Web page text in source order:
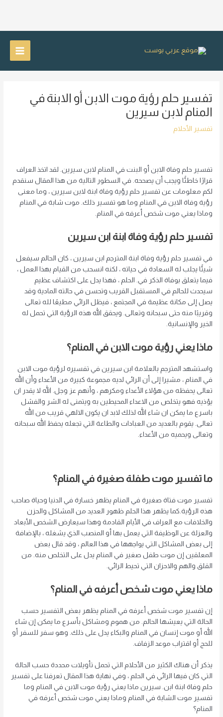
Main
تفسير حلم رؤية موت الابن أو الابنة في
المنام لابن سيرين
تفسير الأحلام
تفسير حلم وفاة الابن أو البنت في المنام لابن سيرين. لقد اتخذ العراف
قرارًا خاطئًا ويجب أن يصححه. في السطور التالية من هذا المقال سنقدم
لكم معلومات عن تفسير حلم رؤية وفاة ابنة لابن سيرين ، وما معنى
رؤية وفاة الابن في المنام وما هو تفسير ذلك. موت شابة في المنام
وماذا يعني موت شخص أعرفه في المنام.
تفسير حلم رؤية وفاة ابنة ابن سيرين
في تفسير حلم رؤية وفاة ابنة المترجم ابن سيرين ، كان الحالم سيفعل
شيئًا يجلب له السعادة في حياته ، لكنه انسحب من القيام بهذا العمل ،
فيما يتعلق بوفاة الذكر في. الحلم ، فهذا يدل على اكتشاف عظيم
سيحدث للحالم في المستقبل القريب وتحسن في حالته المادية وقد
يصل إلى مكانة عظيمة في المجتمع ، فيظل الرائي مطيعًا لله تعالى
وقريبًا منه حتى سبحانه وتعالى. ويحقق الله هذه الرؤية التي تحمل له
الخير والإنسانية.
ماذا يعني رؤية موت الابن في المنام؟
واستشهد المترجم بالعلامة ابن سيرين في تفسيره لرؤية موت الابن
في المنام ، مشيرا إلى أن الرائي لديه مجموعة كبيرة من الأعداء وأن الله
تعالى يحفظه من هؤلاء الأعداء ومكرهم ، وأنهم عز وجل. الله لا يقدر ان
يؤذيه فهو يتخلص من الاعداء المحيطين به ويتمنى له الشر والفشل
باسرع ما يمكن ان شاء الله لذلك لابد ان يكون الالهي قريب من الله
تعالى. يقوم بالعديد من العبادات والطاعة التي تجعله يحفظ الله سبحانه
وتعالى ويحميه من الأعداء.
ما تفسير موت طفلة صغيرة في المنام؟
تفسير موت فتاة صغيرة في المنام يظهر خسارة في الدنيا وحياة صاحب
هذه الرؤية.كما يظهر هذا الحلم ظهور العديد من المشاكل والحزن
والخلافات مع العراف في الأيام القادمة وهذا سيعارض الشخص الأبعاد
والعزلة عن الوظيفة التي يعمل بها أو المنصب الذي يشغله ، بالإضافة
إلى بعض المشاكل التي يواجهها في هذا العالم ، وقد قال بعض
المعلقين إن موت طفل صغير في المنام يدل على التخلص منه. من
القلق والهم والاحزان التي تحيط الرائي.
ماذا يعني موت شخص أعرفه في المنام؟
إن تفسير موت شخص أعرفه في المنام يظهر بعض التفسير حسب
الحالة التي يعيشها الحالم. من هموم ومشاكل بأسرع ما يمكن إن شاء
الله أو موت إنسان في المنام والبكاء يدل على ذلك. وهو سفر للسفر أو
للحج أو اقتراب موعد الزفاف.
يذكر أن هناك الكثير من الأحلام التي تحمل تأويلات محددة حسب الحالة
التي كان فيها الرائي في الحلم ، وفي نهاية هذا المقال تعرفنا على تفسير
حلم وفاة ابنة ابن. سيرين ماذا يعني رؤية موت الابن في المنام وما
تفسير موت الشابة في المنام وماذا يعني موت شخص أعرفه في
المنام؟